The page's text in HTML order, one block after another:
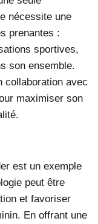
nécessite une
prenantes :
sportives,
son ensemble.
collaboration avec
maximiser son
est un exemple
peut être
et favoriser
En offrant une